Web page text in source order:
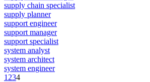
supply chain specialist
supply planner
support engineer
support manager
support specialist
system analyst
system architect
system engineer
1 234